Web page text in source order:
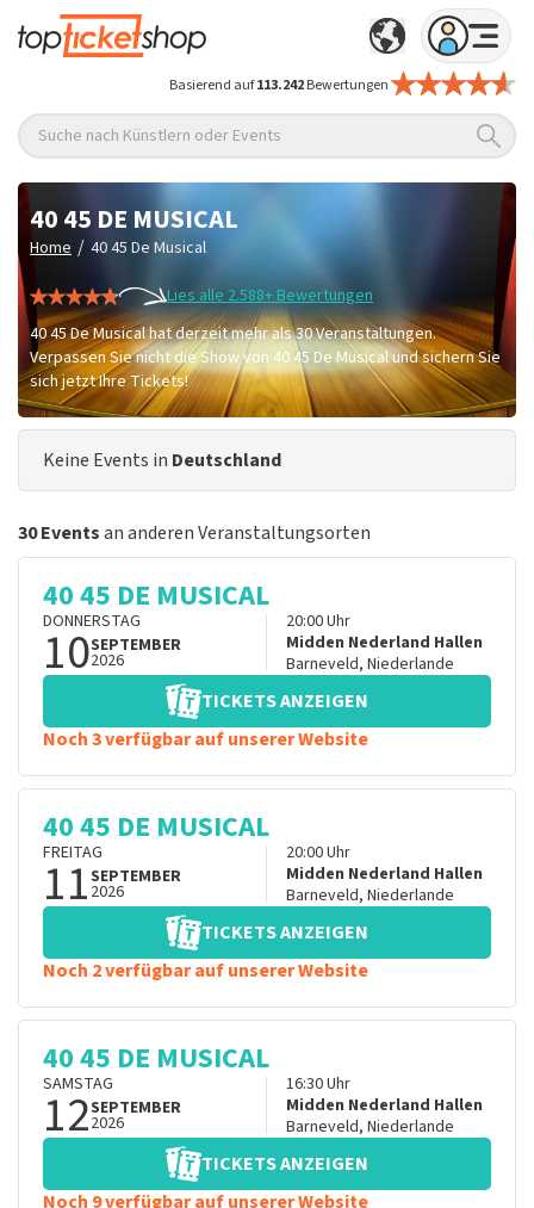
Basierend auf113.242Bewertungen
Suche nach Künstlern oder Events
40 45 DE MUSICAL
Home / 40 45 De Musical
Lies alle 2.588+ Bewertungen
40 45 De Musical hat derzeit mehr als 30 Veranstaltungen.
Verpassen Sie nicht die Show von 40 45 De Musical und sichern Sie
sich jetzt Ihre Tickets!
Keine Events in Deutschland
30 Eventsan anderen Veranstaltungsorten
40 45 DE MUSICAL
DONNERSTAG
10SEPTEMBER
2026
20:00Uhr
Midden Nederland Hallen
Barneveld, Niederlande
TICKETS ANZEIGEN
Noch 3 verfügbar auf unserer Website
40 45 DE MUSICAL
FREITAG
11SEPTEMBER
2026
20:00Uhr
Midden Nederland Hallen
Barneveld, Niederlande
TICKETS ANZEIGEN
Noch 2 verfügbar auf unserer Website
40 45 DE MUSICAL
SAMSTAG
12SEPTEMBER
2026
16:30Uhr
Midden Nederland Hallen
Barneveld, Niederlande
TICKETS ANZEIGEN
Noch 9 verfügbar auf unserer Website